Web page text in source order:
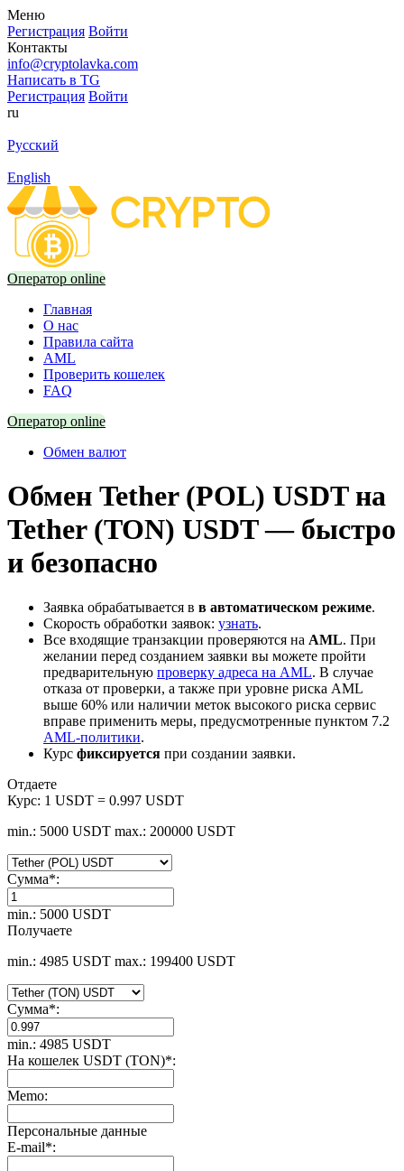
Меню
Регистрация Войти
Контакты
info@cryptolavka.com
Написать в TG
Регистрация Войти
ru
Русский
English
Оператор online
Главная
О нас
Правила сайта
AML
Проверить кошелек
FAQ
Оператор online
Обмен валют
Обмен Tether (POL) USDT на
Tether (TON) USDT — быстро
и безопасно
Заявка обрабатывается в в автоматическом режиме.
Скорость обработки заявок: узнать.
Все входящие транзакции проверяются на AML. При
желании перед созданием заявки вы можете пройти
предварительную проверку адреса на AML. В случае
отказа от проверки, а также при уровне риска AML
выше 60% или наличии меток высокого риска сервис
вправе применить меры, предусмотренные пунктом 7.2
AML-политики.
Курс фиксируется при создании заявки.
Отдаете
Курс: 1 USDT = 0.997 USDT
min.: 5000 USDT max.: 200000 USDT
Сумма*:
min.: 5000 USDT
Получаете
min.: 4985 USDT max.: 199400 USDT
Сумма*:
min.: 4985 USDT
На кошелек USDT (TON)*:
Memo:
Персональные данные
E-mail*: